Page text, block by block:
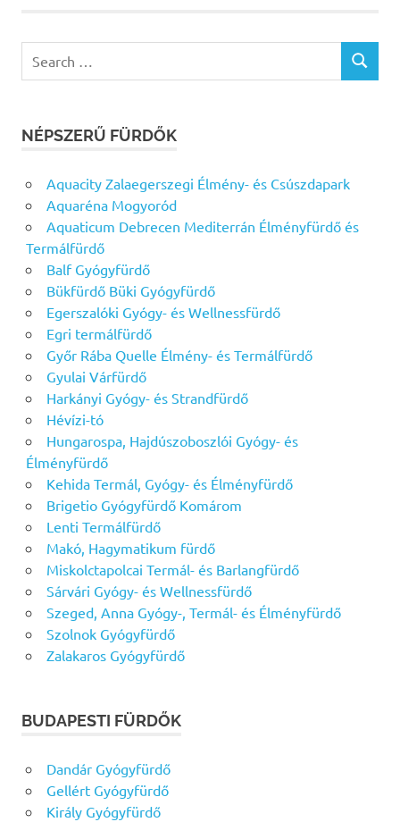
for:
SEARCH
NÉPSZERŰ FÜRDŐK
Aquacity Zalaegerszegi Élmény- és Csúszdapark
Aquaréna Mogyoród
Aquaticum Debrecen Mediterrán Élményfürdő és
Termálfürdő
Balf Gyógyfürdő
Bükfürdő Büki Gyógyfürdő
Egerszalóki Gyógy- és Wellnessfürdő
Egri termálfürdő
Győr Rába Quelle Élmény- és Termálfürdő
Gyulai Várfürdő
Harkányi Gyógy- és Strandfürdő
Hévízi-tó
Hungarospa, Hajdúszoboszlói Gyógy- és
Élményfürdő
Kehida Termál, Gyógy- és Élményfürdő
Brigetio Gyógyfürdő Komárom
Lenti Termálfürdő
Makó, Hagymatikum fürdő
Miskolctapolcai Termál- és Barlangfürdő
Sárvári Gyógy- és Wellnessfürdő
Szeged, Anna Gyógy-, Termál- és Élményfürdő
Szolnok Gyógyfürdő
Zalakaros Gyógyfürdő
BUDAPESTI FÜRDŐK
Dandár Gyógyfürdő
Gellért Gyógyfürdő
Király Gyógyfürdő